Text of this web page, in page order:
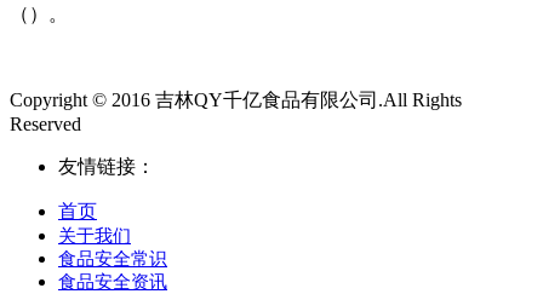
（）。
Copyright © 2016 吉林QY千亿食品有限公司.All Rights
Reserved
友情链接：
首页
关于我们
食品安全常识
食品安全资讯